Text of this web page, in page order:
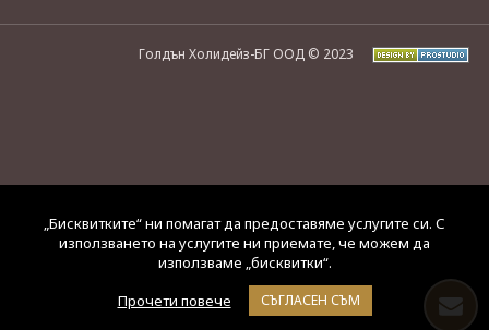
Голдън Холидейз-БГ ООД © 2023
„Бисквитките“ ни помагат да предоставяме услугите си. С
използването на услугите ни приемате, че можем да
използваме „бисквитки“.
Прочети повече
СЪГЛАСЕН СЪМ